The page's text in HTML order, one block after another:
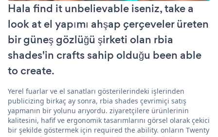
Hala find it unbelievable iseniz, take a
look at el yapımı ahşap çerçeveler üreten
bir güneş gözlüğü şirketi olan rbia
shades'in crafts sahip olduğu been able
to create.
Yerel fuarlar ve el sanatları gösterilerindeki işlerinden
publicizing birkaç ay sonra, rbia shades çevrimiçi satış
yapmanın bir yolunu arıyordu. ziyaretçilere ürünlerinin
kalitesini, hafif ve ergonomik tasarımlarını görsel olarak çekici
bir şekilde göstermek için required the ability. onların Twenty